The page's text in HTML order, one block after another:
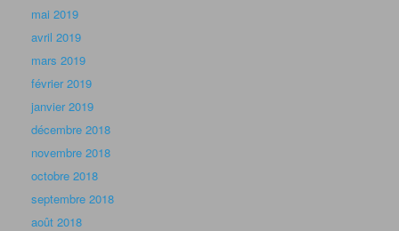
mai 2019
avril 2019
mars 2019
février 2019
janvier 2019
décembre 2018
novembre 2018
octobre 2018
septembre 2018
août 2018